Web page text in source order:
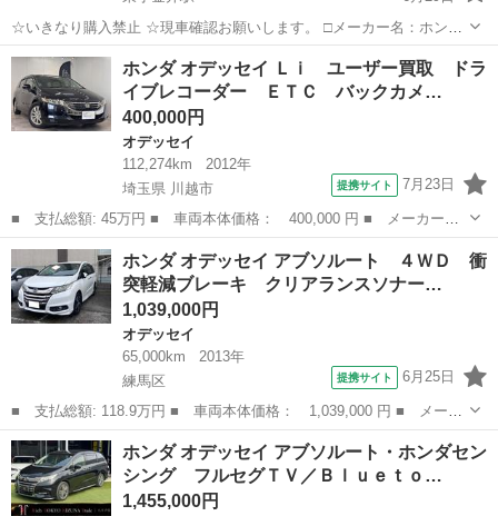
☆いきなり購入禁止 ☆現車確認お願いします。 □メーカー名：ホンダ
□車種名：オデッセイ □グレード：G・EX □年式：H25年式 □走行距
離：88,813ｋｍ □車両本体価格：98万円（税込） □現金販...
東京 武蔵野市 東小金井駅 オデッセイ
ホンダ オデッセイ Ｌｉ ユーザー買取 ドラ
イブレコーダー ＥＴＣ バックカメ…
400,000円
オデッセイ
112,274km
2012年
埼玉県 川越市
提携サイト 7月23日
■ 支払総額: 45万円 ■ 車両本体価格： 400,000 円 ■ メーカー
名： ホンダ ■ 車種名： オデッセイ ■ グレード名： Ｌｉ ユ
ーザー買取 ドライブレコーダー ＥＴＣ バックカメラ フロント
カメラ ナビ Ｔ...
埼玉 川越市 オデッセイ
ホンダ オデッセイ アブソルート ４ＷＤ 衝
突軽減ブレーキ クリアランスソナー…
1,039,000円
オデッセイ
65,000km
2013年
練馬区
提携サイト 6月25日
■ 支払総額: 118.9万円 ■ 車両本体価格： 1,039,000 円 ■ メーカ
ー名： ホンダ ■ 車種名： オデッセイ ■ グレード名： アブソ
ルート ４ＷＤ 衝突軽減ブレーキ クリアランスソナー クルーズ
コントロ...
東京 練馬区 オデッセイ
ホンダ オデッセイ アブソルート・ホンダセン
シング フルセグＴＶ／Ｂｌｕｅｔｏ…
1,455,000円